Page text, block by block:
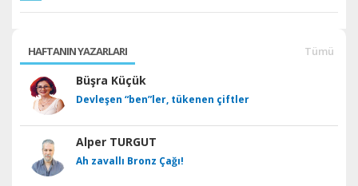
HAFTANIN YAZARLARI Tümü
Büşra Küçük
Devleşen “ben”ler, tükenen çiftler
Alper TURGUT
Ah zavallı Bronz Çağı!